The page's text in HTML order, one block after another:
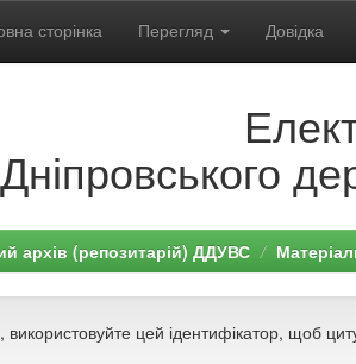
сторінка Перегляд Довідка
Дніпровського
архів (репозитарій) ДДУВС
використовуйте цей ідентифікатор, щоб